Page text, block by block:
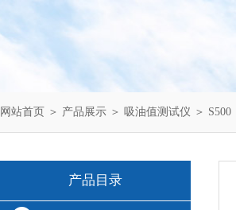
网站首页 ＞ 产品展示 ＞ 吸油值测试仪 ＞ S500
产品目录